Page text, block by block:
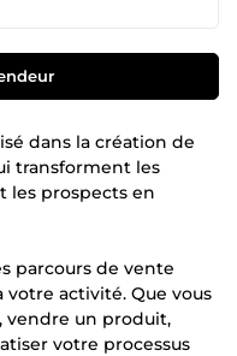
dans la création de
transforment les
les prospects en
parcours de vente
activité. Que vous
vendre un produit,
votre processus